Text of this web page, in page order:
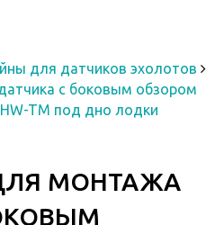
для датчиков эхолотов
с боковым обзором
TM под дно лодки
МОНТАЖА